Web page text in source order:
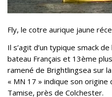
Fly, le cotre aurique jaune
Il s’agit d’un typique smack
bateau Français et 13ème
ramené de Brightlingsea sur
« MN 17 » indique son origine
Tamise, près de Colchester.